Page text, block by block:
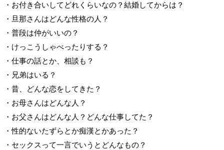
・お付き合いしてどれくらいなの？結婚してからは？
・旦那さんはどんな性格の人？
・普段は仲がいいの？
・けっこうしゃべったりする？
・仕事の話とか、相談も？
・兄弟はいる？
・昔、どんな恋をしてきた？
・お母さんはどんな人？
・お父さんはどんな人？どんな仕事してた？
・性的ないたずらとか痴漢とかあった？
・セックスって一言でいうとどんなもの？